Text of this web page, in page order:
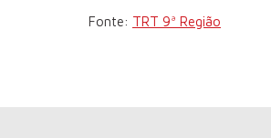
Fonte: TRT 9ª Região